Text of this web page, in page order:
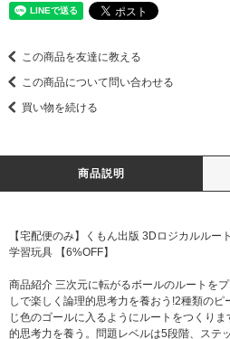
この商品を友達に教える
この商品について問い合わせる
買い物を続ける
商品説明
【宅配便のみ】くもん出版 3Dロジカルル
学習玩具 【6%OFF】
商品紹介 三次元に転がるボールのルートを
しで楽しく論理的思考力を養おう!2種類のピ
じ色のゴールに入るようにルートをつくり
的思考力を養う。問題レベルは5段階、ステ